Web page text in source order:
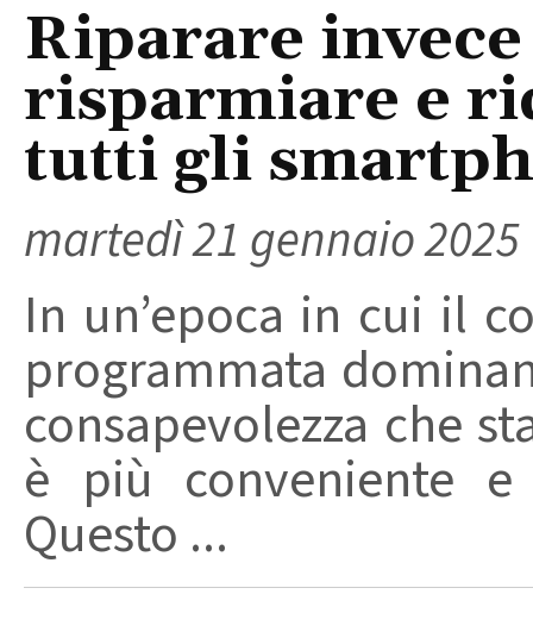
Riparare
risparmiare e
tutti gli
martedì 21 gennaio 2025
In un’epoca in cui il
programmata
consapevolezza che
è più conveniente e
Questo ...